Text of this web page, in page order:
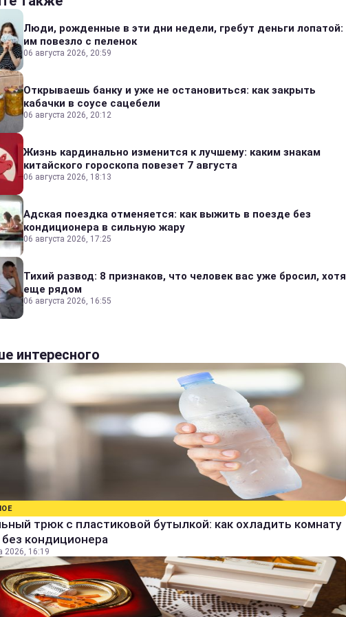
Люди, рожденные в эти дни недели, гребут деньги лопатой:
им повезло с пеленок
06 августа 2026, 20:59
Открываешь банку и уже не остановиться: как закрыть
кабачки в соусе сацебели
06 августа 2026, 20:12
Жизнь кардинально изменится к лучшему: каким знакам
китайского гороскопа повезет 7 августа
06 августа 2026, 18:13
Адская поездка отменяется: как выжить в поезде без
кондиционера в сильную жару
06 августа 2026, 17:25
Тихий развод: 8 признаков, что человек вас уже бросил, хотя
еще рядом
06 августа 2026, 16:55
интересного
трюк с пластиковой бутылкой: как охладить комнату
кондиционера
2026, 16:19